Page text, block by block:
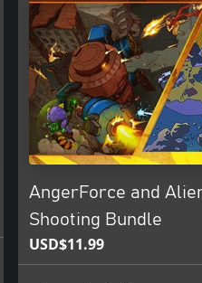
AngerForce and
Shooting Bundle
USD$11.99